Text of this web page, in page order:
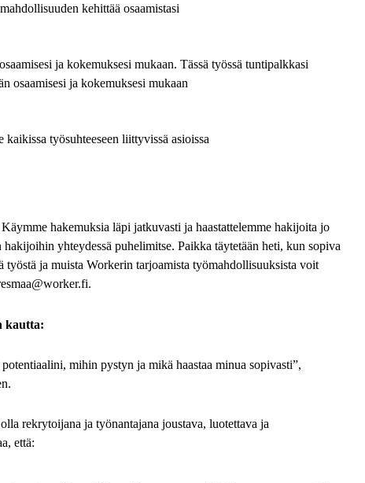
kehittää osaamistasi
ja kokemuksesi mukaan. Tässä työssä tuntipalkkasi
osaamisesi ja kokemuksesi mukaan
työsuhteeseen liittyvissä asioissa
hakemuksia läpi jatkuvasti ja haastattelemme hakijoita jo
yhteydessä puhelimitse. Paikka täytetään heti, kun sopiva
ja muista Workerin tarjoamista työmahdollisuuksista voit
kautta:
mihin pystyn ja mikä haastaa minua sopivasti”,
rekrytoijana ja työnantajana joustava, luotettava ja
että: